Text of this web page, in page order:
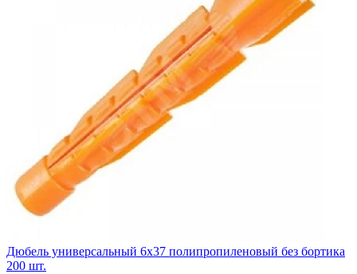
Дюбель универсальный 6х37 полипропиленовый без бортика
200 шт.